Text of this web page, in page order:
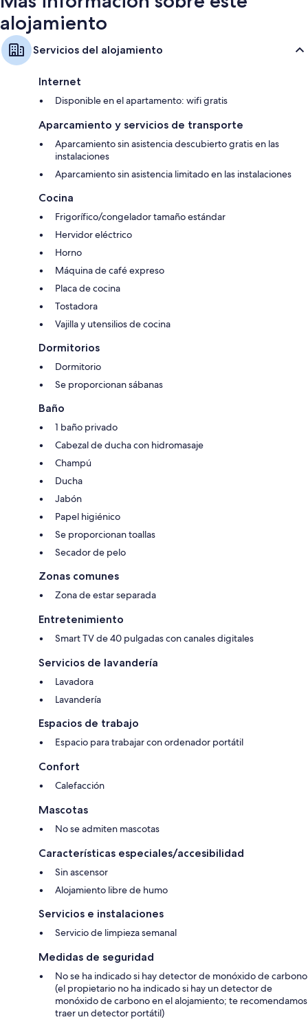
alojamiento
Servicios del alojamiento
Internet
Disponible en el apartamento: wifi gratis
Aparcamiento y servicios de transporte
Aparcamiento sin asistencia descubierto gratis en las
instalaciones
Aparcamiento sin asistencia limitado en las instalaciones
Cocina
Frigorífico/congelador tamaño estándar
Hervidor eléctrico
Horno
Máquina de café expreso
Placa de cocina
Tostadora
Vajilla y utensilios de cocina
Dormitorios
Dormitorio
Se proporcionan sábanas
Baño
1 baño privado
Cabezal de ducha con hidromasaje
Champú
Ducha
Jabón
Papel higiénico
Se proporcionan toallas
Secador de pelo
Zonas comunes
Zona de estar separada
Entretenimiento
Smart TV de 40 pulgadas con canales digitales
Servicios de lavandería
Lavadora
Lavandería
Espacios de trabajo
Espacio para trabajar con ordenador portátil
Confort
Calefacción
Mascotas
No se admiten mascotas
Características especiales/accesibilidad
Sin ascensor
Alojamiento libre de humo
Servicios e instalaciones
Servicio de limpieza semanal
Medidas de seguridad
No se ha indicado si hay detector de monóxido de carbono
(el propietario no ha indicado si hay un detector de
monóxido de carbono en el alojamiento; te recomendamos
traer un detector portátil)